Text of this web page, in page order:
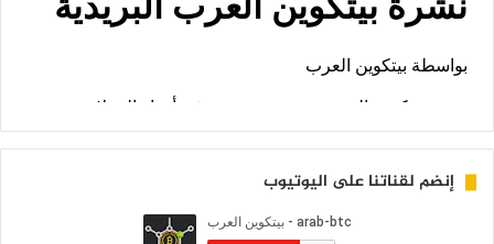
إنضم لقناتنا على اليوتيوب